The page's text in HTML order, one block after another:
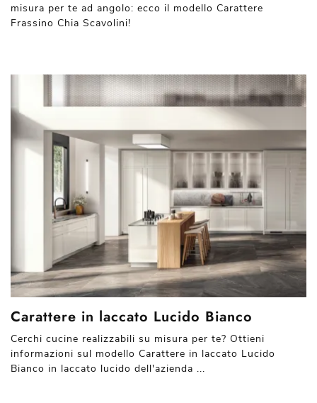
misura per te ad angolo: ecco il modello Carattere
Frassino Chia Scavolini!
Carattere in laccato Lucido Bianco
Cerchi cucine realizzabili su misura per te? Ottieni
informazioni sul modello Carattere in laccato Lucido
Bianco in laccato lucido dell'azienda ...